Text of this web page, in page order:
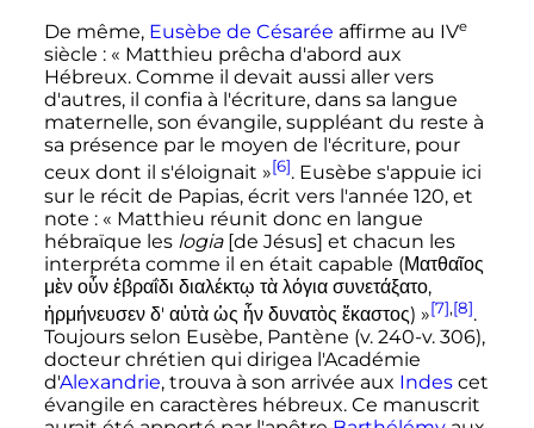
De même, Eusèbe de Césarée affirme au IVe
siècle : « Matthieu prêcha d'abord aux
Hébreux. Comme il devait aussi aller vers
d'autres, il confia à l'écriture, dans sa langue
maternelle, son évangile, suppléant du reste à
sa présence par le moyen de l'écriture, pour
ceux dont il s'éloignait »[6]. Eusèbe s'appuie ici
sur le récit de Papias, écrit vers l'année 120, et
note : « Matthieu réunit donc en langue
hébraïque les logia[de Jésus] et chacun les
interpréta comme il en était capable (Ματθαῖος
μὲν οὖν ἑβραΐδι διαλέκτῳ τὰ λόγια συνετάξατο,
ἡρμήνευσεν δ' αὐτὰ ὡς ἧν δυνατὸς ἕκαστος) »[7],[8].
Toujours selon Eusèbe, Pantène (v. 240-v. 306),
docteur chrétien qui dirigea l'Académie
d'Alexandrie, trouva à son arrivée aux Indescet
évangile en caractères hébreux. Ce manuscrit